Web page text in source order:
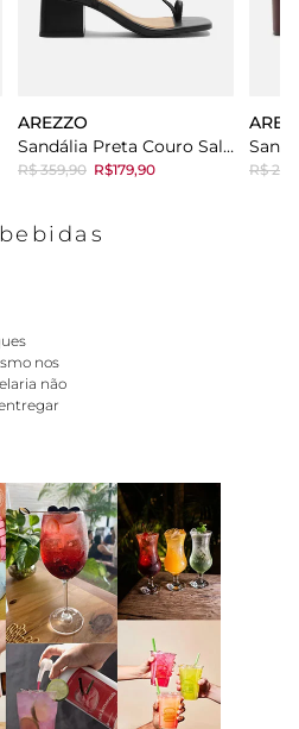
AREZZO
Sandália Preta Couro Salto Bloco Tira Metal
R$ 359,90 R$179,90 R$
nos
não